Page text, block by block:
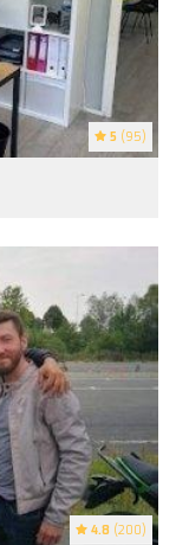
5 (95)
4.8 (200)